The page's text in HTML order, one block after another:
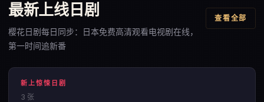
最新上线日剧
樱花日剧每日同步：日本免费高清观看电视剧在线，
第一时间追新番
查看全部
新上惊悚日剧
3 张